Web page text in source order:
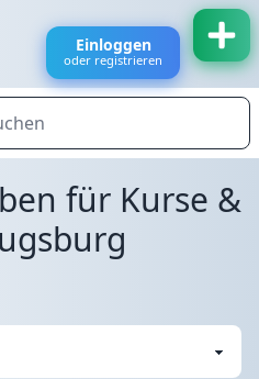
Einloggen
oder registrieren
für Kurse &